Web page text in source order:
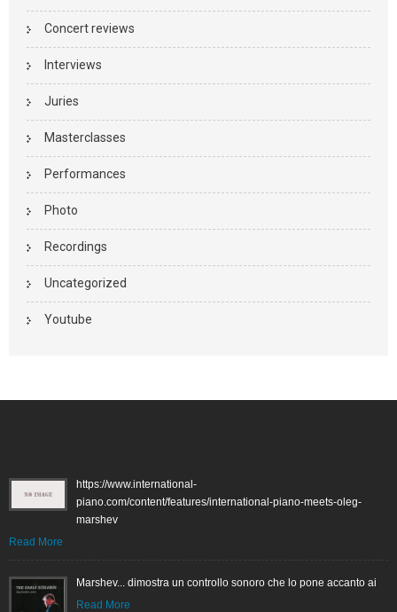
Concert reviews
Interviews
Juries
Masterclasses
Performances
Photo
Recordings
Uncategorized
Youtube
https://www.international-
piano.com/content/features/international-piano-meets-oleg-
marshev
Read More
Marshev... dimostra un controllo sonoro che lo pone accanto ai
Read More